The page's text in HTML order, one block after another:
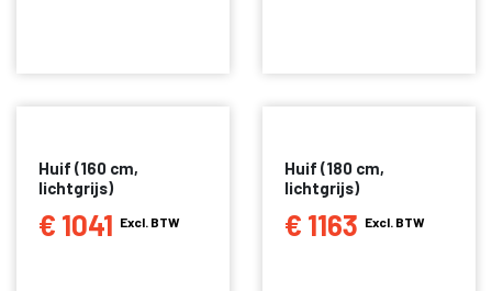
Huif (160 cm,
lichtgrijs)
€ 1041 Excl. BTW
Huif (180 cm,
lichtgrijs)
€ 1163 Excl. BTW